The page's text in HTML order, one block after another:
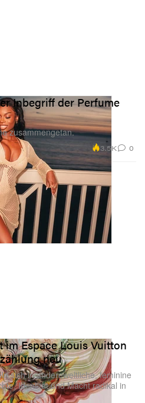
Inbegriff der Perfume
zusammengetan.
3.5K 0
im Espace Louis Vuitton
neu
sich in anderewel­tliche, feminine
Identität und Macht radikal in